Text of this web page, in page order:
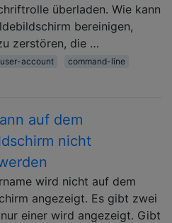
überladen. Wie kann
bereinigen,
zerstören, die …
user-account
command-line
auf dem
nicht
wird nicht auf dem
angezeigt. Es gibt zwei
einer wird angezeigt. Gibt